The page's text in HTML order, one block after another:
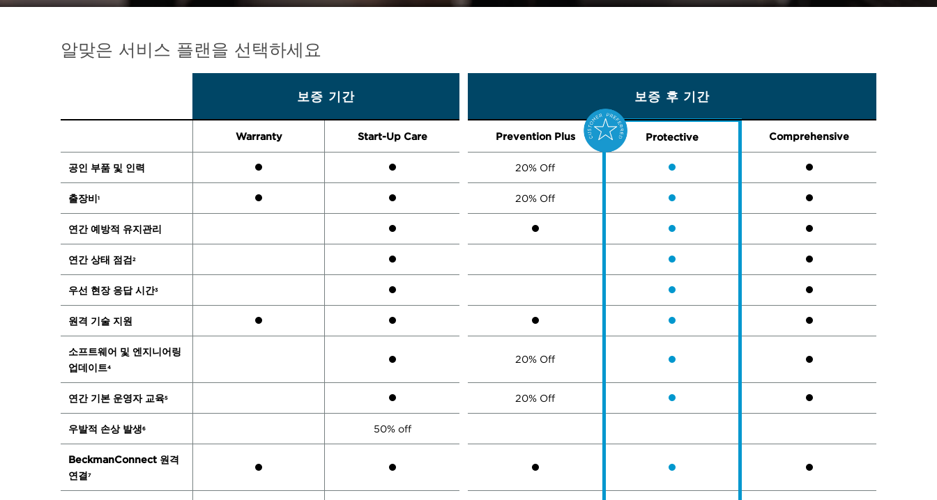
알맞은 서비스 플랜을 선택하세요
보증 기간 보증 후 기간
Warranty Start-Up Care Prevention Plus Protective Comprehensive
공인 부품 및 인력 20% Off
출장비1 20% Off
연간 예방적 유지관리
연간 상태 점검2
우선 현장 응답 시간3
원격 기술 지원
소프트웨어 및 엔지니어링
업데이트4
20% Off
연간 기본 운영자 교육5 20% Off
우발적 손상 발생6 50% off
BeckmanConnect 원격
연결7